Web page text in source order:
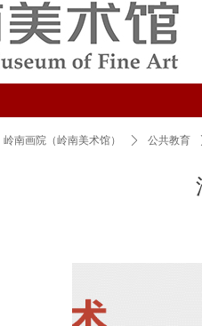
岭南画院（岭南美术馆） ꄲ 公共教育